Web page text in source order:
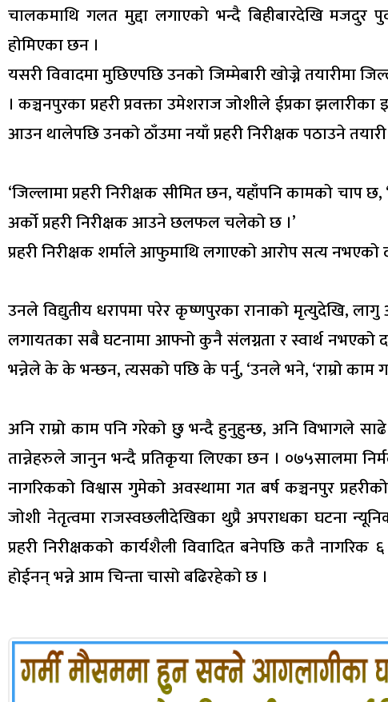
चालकमाथि गलत मुद्दा लगाएको भन्दै बिहीबारदेखि मजदुर
होमिएका छन ।
यसरी विवादमा मुछिएपछि उनको जिम्मेबारी खोज्ने तयारीमा
। कञ्चनपुरका प्रहरी प्रवक्ता उमेशराज जोशीले ईप्रका झलारीका
आउन थालेपछि उनको ठाँउमा नयाँ प्रहरी निरीक्षक पठाउने
‘जिल्लामा प्रहरी निरीक्षक सीमित छन, यहाँपनि कामको चाप छ,
अर्को प्रहरी निरीक्षक आउने छलफल चलेको छ ।’
प्रहरी निरीक्षक शर्माले आफुमाथि लगाएको आरोप सत्य नभएको
उनले विद्युतीय धरापमा परेर कृष्णपुरका रानाको मृत्युदेखि,
लगायतका सबै घटनामा आफ्नो कुनै संलग्नता र स्वार्थ नभएको
भन्नेले के के भन्छन, त्यसको पछि के पर्नु, ‘उनले भने, ‘राम्रो काम
अनि राम्रो काम पनि गरेको छु भन्दै हुनुहुन्छ, अनि विभागले
तान्नेहरुले जानुन भन्दै प्रतिकृया लिएका छन । ०७५सालमा
नागरिकको विश्वास गुमेको अवस्थामा गत बर्ष कञ्चनपुर
जोशी नेतृत्वमा राजस्वछलीदेखिका थुप्रै अपराधका घटना
प्रहरी निरीक्षकको कार्यशैली विवादित बनेपछि कतै नागरिक
होईनन् भन्ने आम चिन्ता चासो बढिरहेको छ ।